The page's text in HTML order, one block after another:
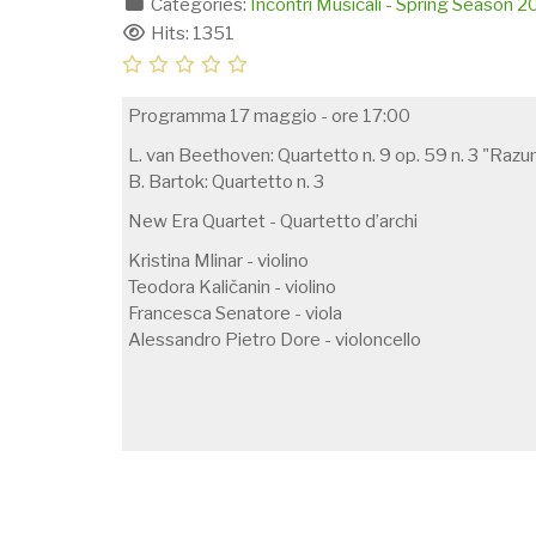
Categories: Incontri Musicali - Spring Season
Hits: 1351
Programma 17 maggio - ore 17:00
L. van Beethoven: Quartetto n. 9 op. 59 n. 3
B. Bartok: Quartetto n. 3
New Era Quartet - Quartetto d’archi
Kristina Mlinar - violino
Teodora Kaličanin - violino
Francesca Senatore - viola
Alessandro Pietro Dore - violoncello